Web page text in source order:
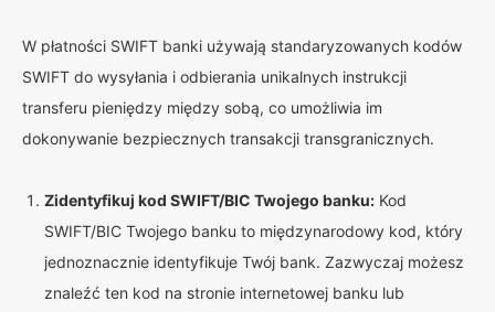
W płatności SWIFT banki używają standaryzowanych kodów
SWIFT do wysyłania i odbierania unikalnych instrukcji
transferu pieniędzy między sobą, co umożliwia im
dokonywanie bezpiecznych transakcji transgranicznych.
Zidentyfikuj kod SWIFT/BIC Twojego banku: Kod
SWIFT/BIC Twojego banku to międzynarodowy kod, który
jednoznacznie identyfikuje Twój bank. Zazwyczaj możesz
znaleźć ten kod na stronie internetowej banku lub